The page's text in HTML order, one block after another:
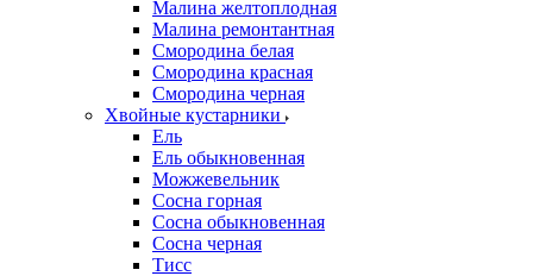
Малина желтоплодная
Малина ремонтантная
Смородина белая
Смородина красная
Смородина черная
Хвойные кустарники
Ель
Ель обыкновенная
Можжевельник
Сосна горная
Сосна обыкновенная
Сосна черная
Тисс